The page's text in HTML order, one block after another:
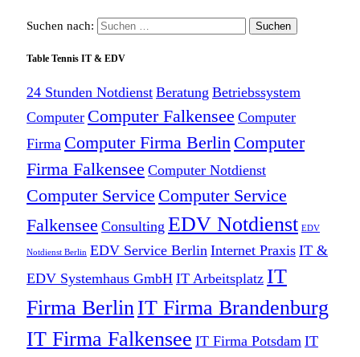
Suchen nach:
Table Tennis IT & EDV
24 Stunden Notdienst Beratung Betriebssystem
Computer Computer Falkensee Computer
Firma Computer Firma Berlin Computer
Firma Falkensee Computer Notdienst
Computer Service Computer Service
Falkensee Consulting EDV Notdienst EDV
Notdienst Berlin EDV Service Berlin Internet Praxis IT &
EDV Systemhaus GmbH IT Arbeitsplatz IT
Firma BerlinIT Firma Brandenburg
IT Firma Falkensee IT Firma Potsdam IT